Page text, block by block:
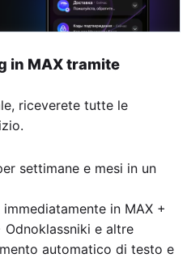
in MAX tramite
riceverete tutte le
settimane e mesi in un
in MAX +
e altre
automatico di testo e